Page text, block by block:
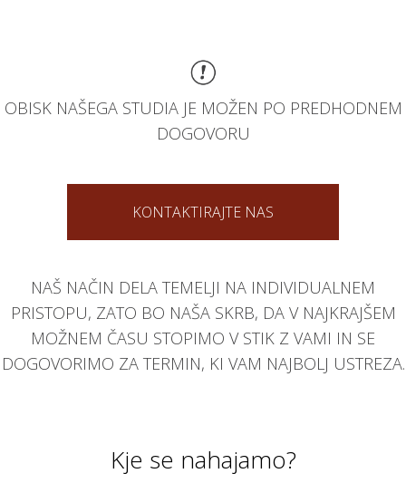
OBISK NAŠEGA STUDIA JE MOŽEN PO PREDHODNEM
DOGOVORU
KONTAKTIRAJTE NAS
NAŠ NAČIN DELA TEMELJI NA INDIVIDUALNEM
PRISTOPU, ZATO BO NAŠA SKRB, DA V NAJKRAJŠEM
MOŽNEM ČASU STOPIMO V STIK Z VAMI IN SE
DOGOVORIMO ZA TERMIN, KI VAM NAJBOLJ USTREZA.
Kje se nahajamo?